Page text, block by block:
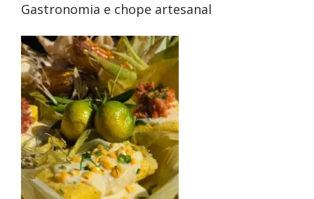
Gastronomia e chope artesanal